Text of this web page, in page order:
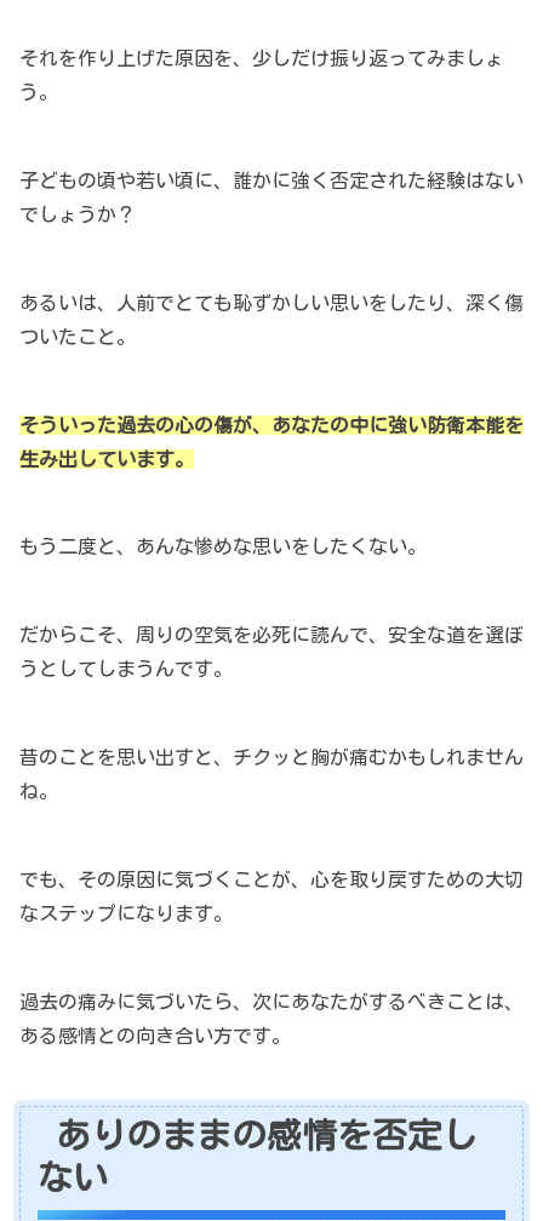
それを作り上げた原因を、少しだけ振り返ってみましょ
う。
子どもの頃や若い頃に、誰かに強く否定された経験はない
でしょうか？
あるいは、人前でとても恥ずかしい思いをしたり、深く傷
ついたこと。
そういった過去の心の傷が、あなたの中に強い防衛本能を
生み出しています。
もう二度と、あんな惨めな思いをしたくない。
だからこそ、周りの空気を必死に読んで、安全な道を選ぼ
うとしてしまうんです。
昔のことを思い出すと、チクッと胸が痛むかもしれません
ね。
でも、その原因に気づくことが、心を取り戻すための大切
なステップになります。
過去の痛みに気づいたら、次にあなたがするべきことは、
ある感情との向き合い方です。
ありのままの感情を否定し
ない